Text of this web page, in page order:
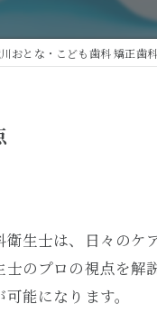
おとな・こども歯科 矯正歯科
生士は、日々の
のプロの視点を
能になります。